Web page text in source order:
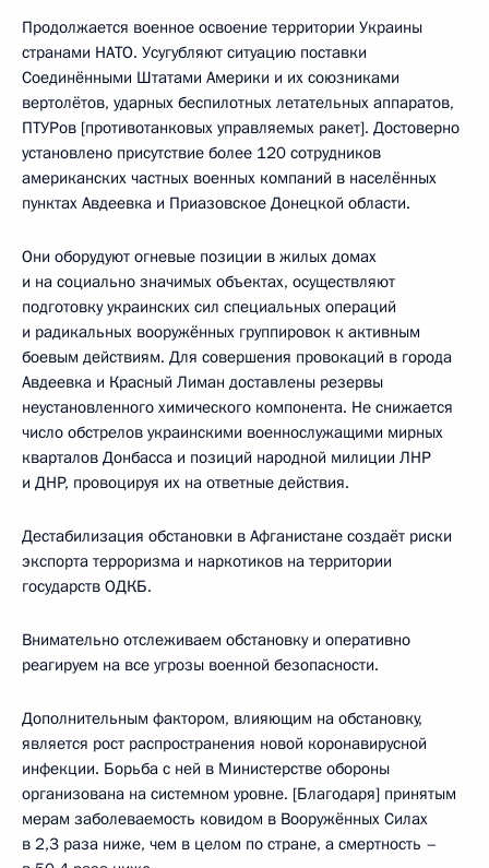
Продолжается военное освоение территории Украины
странами НАТО. Усугубляют ситуацию поставки
Соединёнными Штатами Америки и их союзниками
вертолётов, ударных беспилотных летательных аппаратов,
ПТУРов [противотанковых управляемых ракет]. Достоверно
установлено присутствие более 120 сотрудников
американских частных военных компаний в населённых
пунктах Авдеевка и Приазовское Донецкой области.
Они оборудуют огневые позиции в жилых домах
и на социально значимых объектах, осуществляют
подготовку украинских сил специальных операций
и радикальных вооружённых группировок к активным
боевым действиям. Для совершения провокаций в города
Авдеевка и Красный Лиман доставлены резервы
неустановленного химического компонента. Не снижается
число обстрелов украинскими военнослужащими мирных
кварталов Донбасса и позиций народной милиции ЛНР
и ДНР, провоцируя их на ответные действия.
Дестабилизация обстановки в Афганистане создаёт риски
экспорта терроризма и наркотиков на территории
государств ОДКБ.
Внимательно отслеживаем обстановку и оперативно
реагируем на все угрозы военной безопасности.
Дополнительным фактором, влияющим на обстановку,
является рост распространения новой коронавирусной
инфекции. Борьба с ней в Министерстве обороны
организована на системном уровне. [Благодаря] принятым
мерам заболеваемость ковидом в Вооружённых Силах
в 2,3 раза ниже, чем в целом по стране, а смертность –